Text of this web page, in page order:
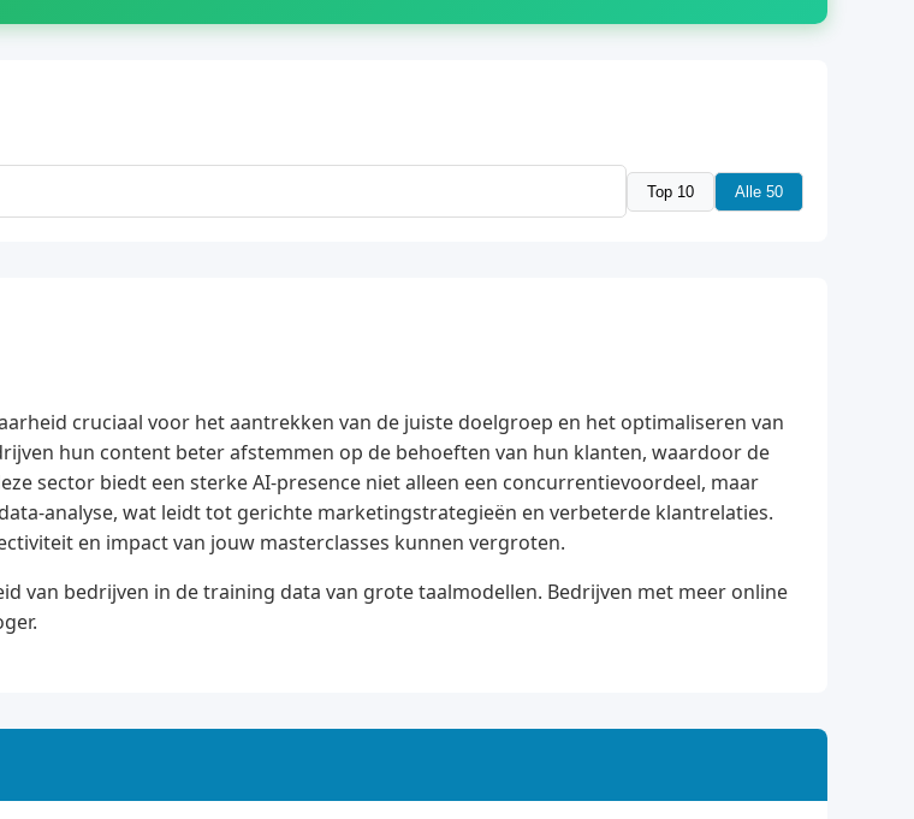
Top 10 Alle 50
cruciaal voor het aantrekken van de juiste doelgroep en het optimaliseren van
hun content beter afstemmen op de behoeften van hun klanten, waardoor de
sector biedt een sterke AI-presence niet alleen een concurrentievoordeel, maar
analyse, wat leidt tot gerichte marketingstrategieën en verbeterde klantrelaties.
en impact van jouw masterclasses kunnen vergroten.
van bedrijven in de training data van grote taalmodellen. Bedrijven met meer online